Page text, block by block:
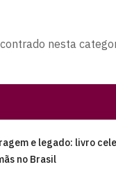
nesta
e legado: livro
no Brasil